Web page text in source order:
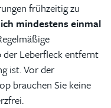
frühzeitig zu
mindestens einmal
Leberfleck entfernt
ist. Vor der
brauchen Sie keine